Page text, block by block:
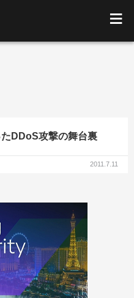
DDoS攻撃の舞台裏
2011.7.11